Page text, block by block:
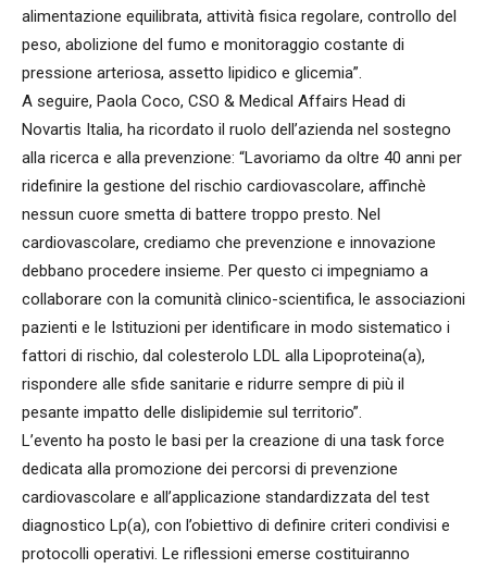
alimentazione equilibrata, attività fisica regolare, controllo del
peso, abolizione del fumo e monitoraggio costante di
pressione arteriosa, assetto lipidico e glicemia”.
A seguire, Paola Coco, CSO & Medical Affairs Head di
Novartis Italia, ha ricordato il ruolo dell’azienda nel sostegno
alla ricerca e alla prevenzione: “Lavoriamo da oltre 40 anni per
ridefinire la gestione del rischio cardiovascolare, affinchè
nessun cuore smetta di battere troppo presto. Nel
cardiovascolare, crediamo che prevenzione e innovazione
debbano procedere insieme. Per questo ci impegniamo a
collaborare con la comunità clinico-scientifica, le associazioni
pazienti e le Istituzioni per identificare in modo sistematico i
fattori di rischio, dal colesterolo LDL alla Lipoproteina(a),
rispondere alle sfide sanitarie e ridurre sempre di più il
pesante impatto delle dislipidemie sul territorio”.
L’evento ha posto le basi per la creazione di una task force
dedicata alla promozione dei percorsi di prevenzione
cardiovascolare e all’applicazione standardizzata del test
diagnostico Lp(a), con l’obiettivo di definire criteri condivisi e
protocolli operativi. Le riflessioni emerse costituiranno